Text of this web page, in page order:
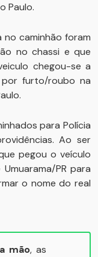
Paulo.
no caminhão foram
no chassi e que
chegou-se a
furto/roubo na
para Polícia
Ao ser
pegou o veículo
PR para
o nome do real
mão, as